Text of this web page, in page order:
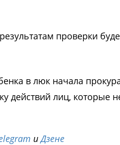
проверки
в люк начала
действий лиц, которые
иДзене